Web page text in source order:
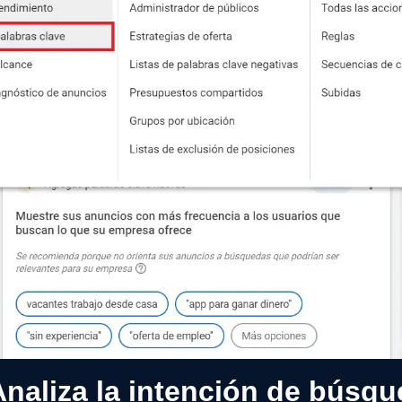
la intención de